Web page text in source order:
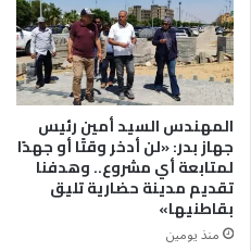
المهندس السيد أمين رئيس
جهاز بدر: «لن أدخر وقتًا أو جهدًا
لمتابعة أي مشروع.. وهدفنا
تقديم مدينة حضارية تليق
بقاطنيها»
منذ يومين